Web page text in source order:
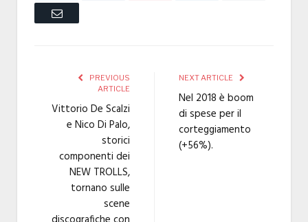
Email
PREVIOUS
ARTICLE
Vittorio De Scalzi
e Nico Di Palo,
storici
componenti dei
NEW TROLLS,
tornano sulle
scene
NEXT ARTICLE
Nel 2018 è boom
di spese per il
corteggiamento
(+56%).